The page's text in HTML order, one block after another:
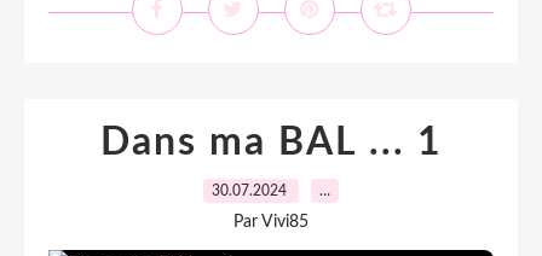
Dans ma BAL ... 1
30.07.2024 …
Par Vivi85